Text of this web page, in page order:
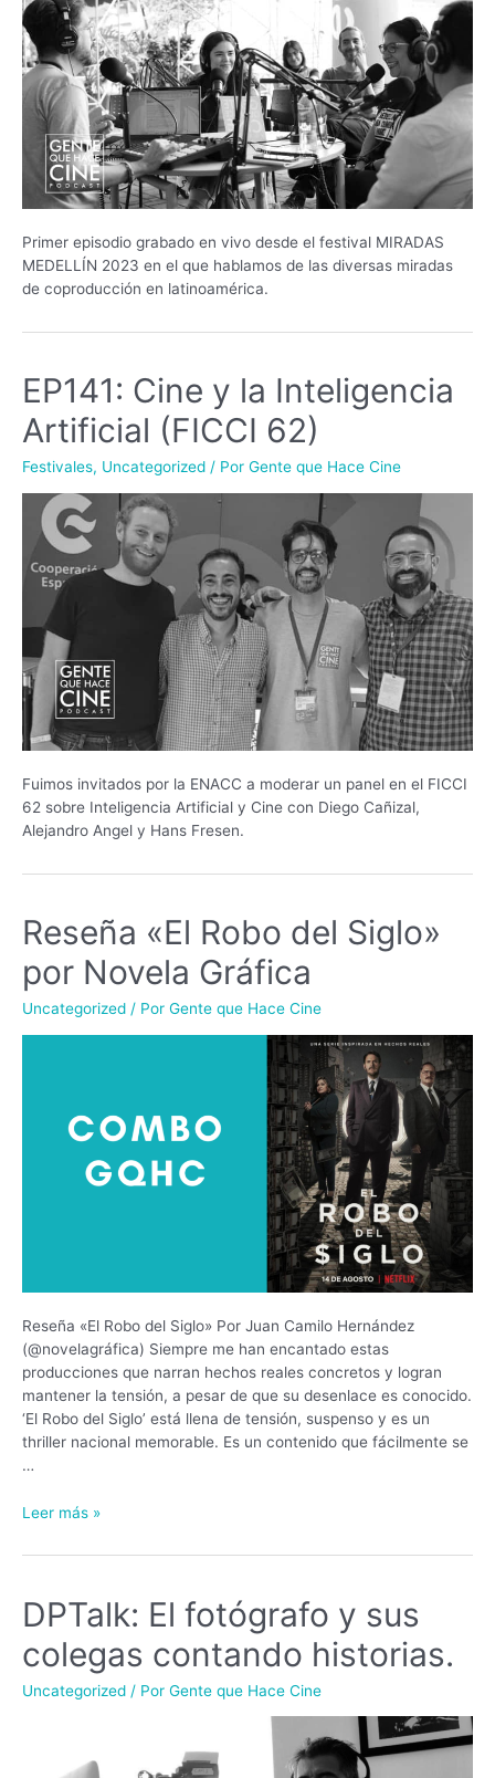
Primer episodio grabado en vivo desde el festival MIRADAS
MEDELLÍN 2023 en el que hablamos de las diversas miradas
de coproducción en latinoamérica.
EP141: Cine y la Inteligencia
Artificial (FICCI 62)
Festivales, Uncategorized / Por Gente que Hace Cine
Fuimos invitados por la ENACC a moderar un panel en el FICCI
62 sobre Inteligencia Artificial y Cine con Diego Cañizal,
Alejandro Angel y Hans Fresen.
Reseña «El Robo del Siglo»
por Novela Gráfica
Uncategorized / Por Gente que Hace Cine
Reseña «El Robo del Siglo» Por Juan Camilo Hernández
(@novelagráfica) Siempre me han encantado estas
producciones que narran hechos reales concretos y logran
mantener la tensión, a pesar de que su desenlace es conocido.
‘El Robo del Siglo’ está llena de tensión, suspenso y es un
thriller nacional memorable. Es un contenido que fácilmente se
…
Reseña
«El
Robo
del
Siglo»
por
Leer más »
DPTalk: El fotógrafo y sus
colegas contando historias.
Uncategorized / Por Gente que Hace Cine
DPTalk:
El
fotógrafo
sus
historias.